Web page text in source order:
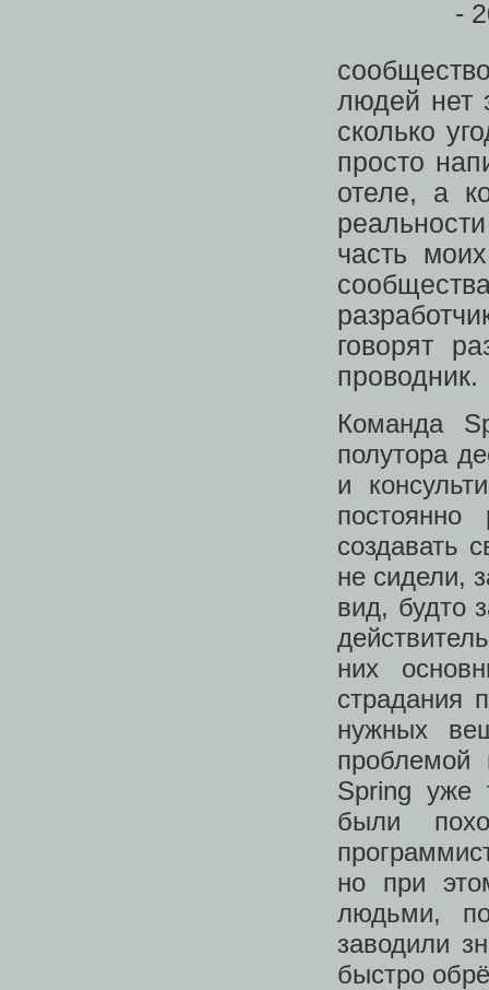
людей нет
сколько
просто
отеле, а
часть
говорят
проводник.
Команда
полутора
и
создавать
не сидели,
вид, будто
них
страдания
нужных
проблемой
Spring уже
были
но при
людьми,
заводили
быстро